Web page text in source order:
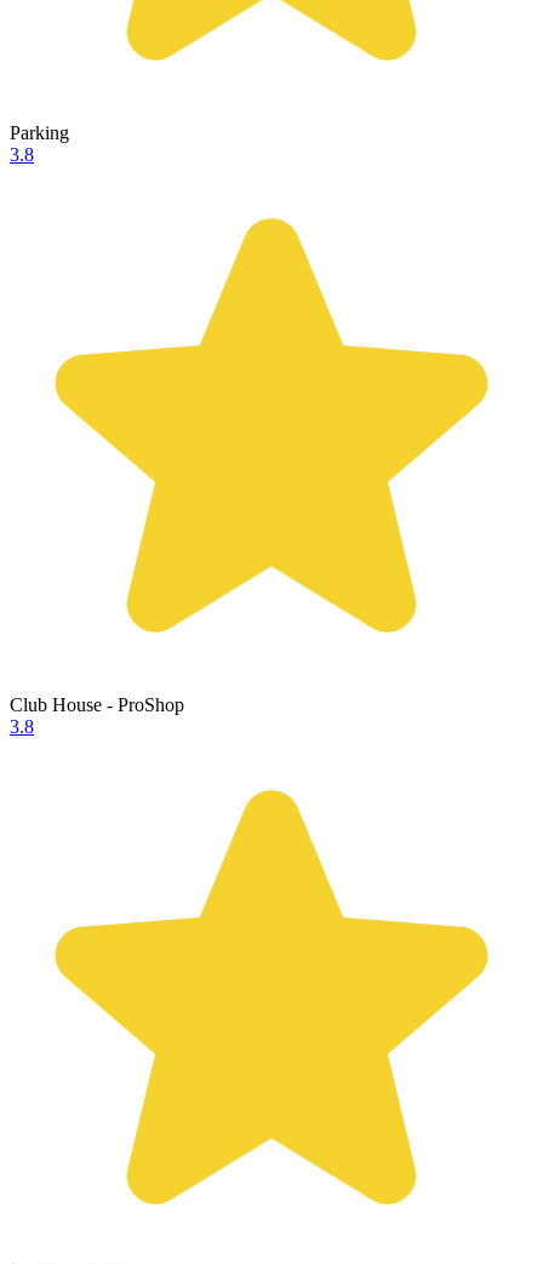
Parking
3.8
Club House - ProShop
3.8